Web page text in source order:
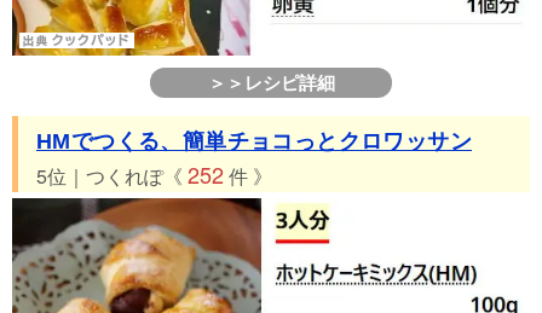
＞＞レシピ詳細
HMでつくる、簡単チョコっとクロワッサン
5位｜つくれぽ《 252 件 》